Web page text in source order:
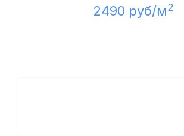
2490 руб/м2